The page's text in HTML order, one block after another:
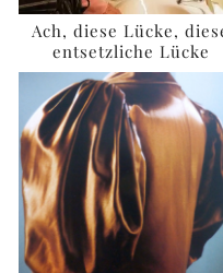
Ach, diese Lücke,
entsetzliche Lücke